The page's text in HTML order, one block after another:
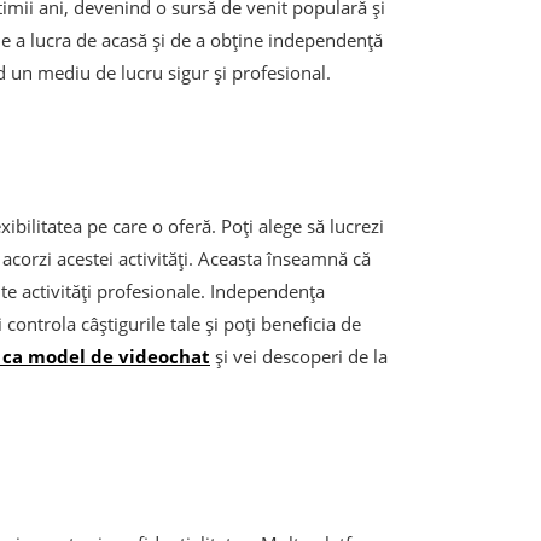
ani, devenind o sursă de venit populară și
lucra de acasă și de a obține independență
mediu de lucru sigur și profesional.
pe care o oferă. Poți alege să lucrezi
acestei activități. Aceasta înseamnă că
activități profesionale. Independența
câștigurile tale și poți beneficia de
model de videochat și vei descoperi de la